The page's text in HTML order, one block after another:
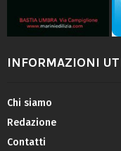
INFORMAZIONI
Chi siamo
Redazione
Contatti